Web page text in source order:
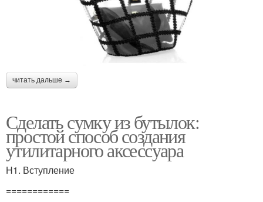
читать дальше →
Сделать сумку из бутылок:
простой способ создания
утилитарного аксессуара
H1. Вступление
============